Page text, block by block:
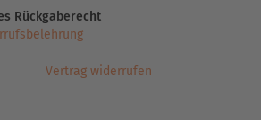
Rückgaberecht
Vertrag widerrufen